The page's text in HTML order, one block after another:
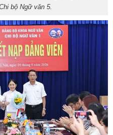
bộ Ngữ văn 5.